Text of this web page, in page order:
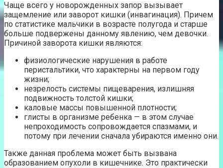
Чаще всего у новорожденных запор вызывает
защемление или заворот кишки (инвагинация). Причем
по статистике мальчики в возрасте полугода и старше
больше подвержены данному явлению, чем девочки.
Причиной заворота кишки являются:
физиологические нарушения в работе
перистальтики, что характерны на первом году
жизни;
незрелость системы пищеварения, излишняя
подвижность толстой кишки;
каловые массы повышенной плотности;
глисты в организме ребенка — в этом случае
непроходимость сопровождается спазмами, и
потому при лечении сначала убираются именно они.
Также данная проблема может быть вызвана
образованием опухоли в кишечнике. Это практически